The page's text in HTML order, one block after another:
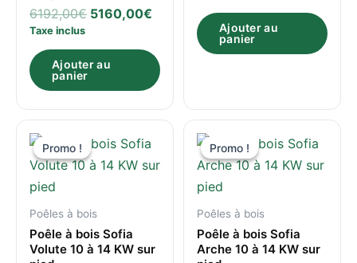
6192,00€ 5160,00€
Taxe inclus
Ajouter au
panier
Ajouter au
panier
Promo !
Promo !
Poêles à bois
Poêle à bois Sofia
Volute 10 à 14 KW sur
prix
initial
était :
actuel
5830,00€.
Promo !
Promo !
Poêles à bois
Poêle à bois Sofia
Arche 10 à 14 KW sur
prix
initial